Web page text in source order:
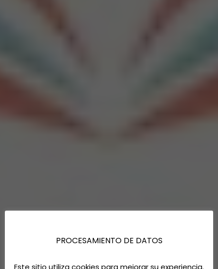
PROCESAMIENTO DE DATOS
Este sitio utiliza cookies para mejorar su experiencia.